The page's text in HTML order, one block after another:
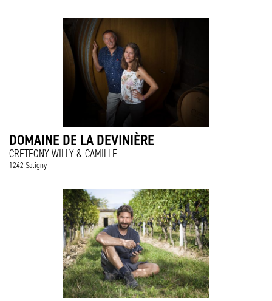
DOMAINE DE LA DEVINIÈRE
CRETEGNY WILLY & CAMILLE
1242 Satigny